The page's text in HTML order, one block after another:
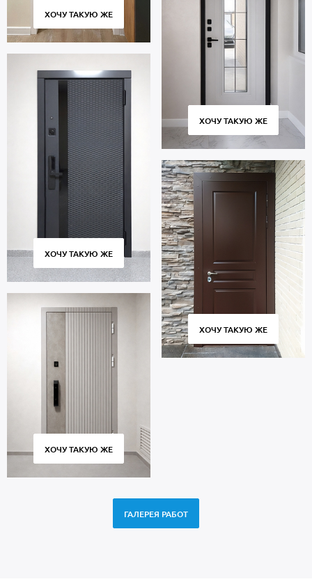
ХОЧУ ТАКУЮ ЖЕ
ХОЧУ ТАКУЮ ЖЕ
ХОЧУ ТАКУЮ ЖЕ
ХОЧУ ТАКУЮ ЖЕ
ХОЧУ ТАКУЮ ЖЕ
ГАЛЕРЕЯ РАБОТ